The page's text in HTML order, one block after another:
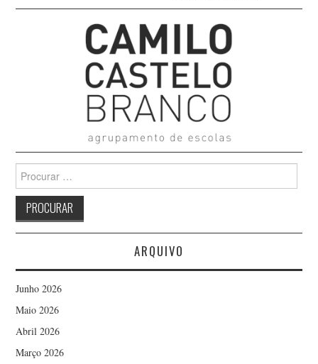
Search
for:
ARQUIVO
Junho 2026
Maio 2026
Abril 2026
Março 2026